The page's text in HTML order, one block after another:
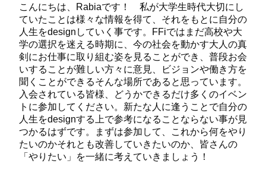
こんにちは、Rabiaです！ 私が大学生時代大切にし
ていたことは様々な情報を得て、それをもとに自分の
人生をdesignしていく事です。FFiではまだ高校や大
学の選択を迷える時期に、今の社会を動かす大人の真
剣にお仕事に取り組む姿を見ることができ、普段お会
いすることが難しい方々に意見、ビジョンや働き方を
聞くことができるそんな場所であると思っています。
入会されている皆様、どうかできるだけ多くのイベン
トに参加してください。新たな人に逢うことで自分の
人生をdesignする上で参考になることならない事が見
つかるはずです。まずは参加して、これから何をやり
たいのかそれとも改善していきたいのか、皆さんの
「やりたい」を一緒に考えていきましょう！